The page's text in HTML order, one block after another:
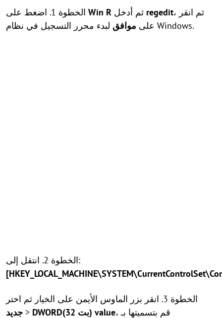
Win R regedit، ثم انقر
على موافق لبدء محرر التسجيل في نظام Windows.
الخطوة 2. انتقل إلى:
الخطوة 3. انقر بزر الماوس الأيمن على الخيار ثم اختر
جديد > DWORD(32 بت) value، قم بتسميتها بـ